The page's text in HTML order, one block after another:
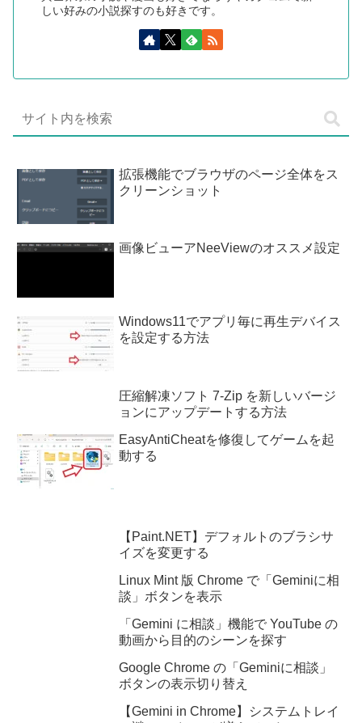
しい好みの小説探すのも好きです。
拡張機能でブラウザのページ全体をス
クリーンショット
画像ビューアNeeViewのオススメ設定
Windows11でアプリ毎に再生デバイス
を設定する方法
圧縮解凍ソフト 7-Zip を新しいバージ
ョンにアップデートする方法
EasyAntiCheatを修復してゲームを起
動する
【Paint.NET】デフォルトのブラシサ
イズを変更する
Linux Mint 版 Chrome で「Geminiに相
談」ボタンを表示
「Gemini に相談」機能で YouTube の
動画から目的のシーンを探す
Google Chrome の「Geminiに相談」
ボタンの表示切り替え
【Gemini in Chrome】システムトレイ